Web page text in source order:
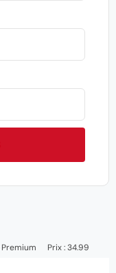
Premium Prix : 34.99